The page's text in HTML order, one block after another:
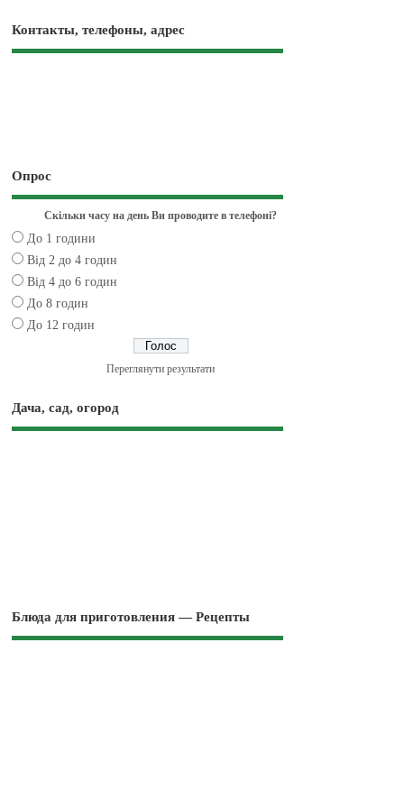
Контакты, телефоны, адрес
Опрос
Скільки часу на день Ви проводите в телефоні?
До 1 години
Від 2 до 4 годин
Від 4 до 6 годин
До 8 годин
До 12 годин
Переглянути результати
Дача, сад, огород
Блюда для приготовления — Рецепты